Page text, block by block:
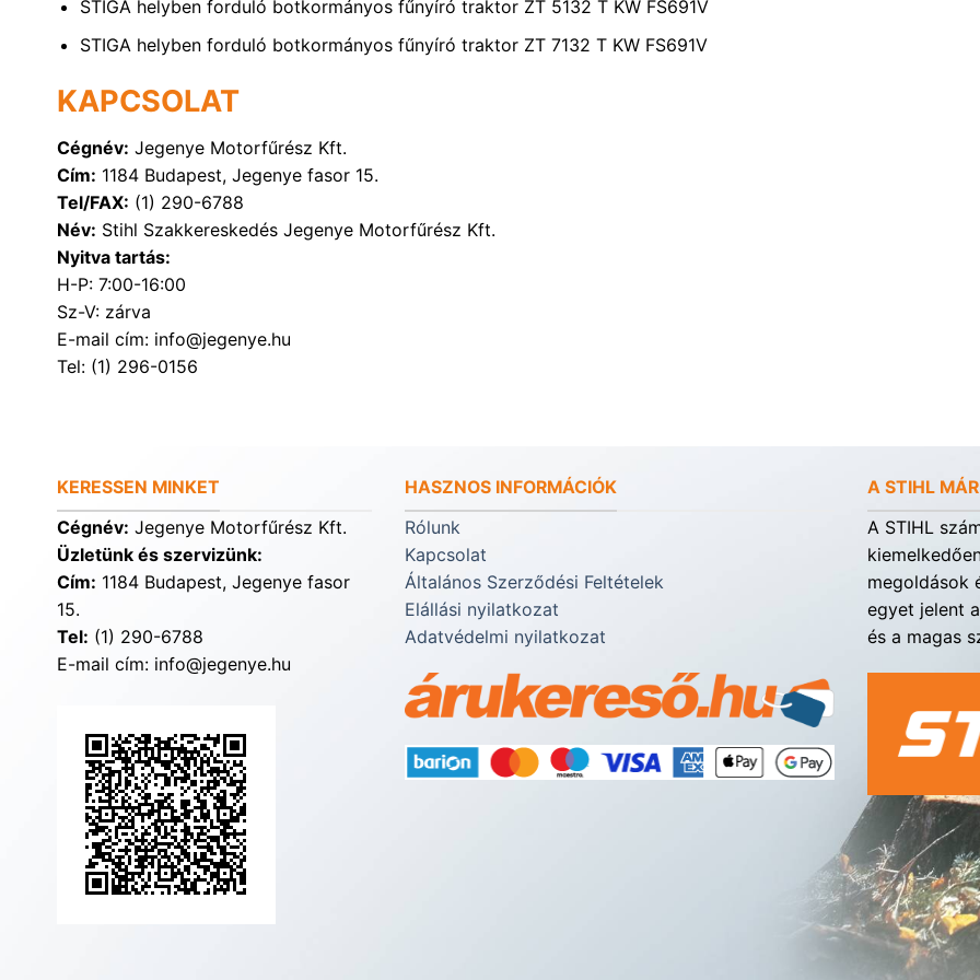
STIGA helyben forduló botkormányos fűnyíró traktor ZT 5132 T KW FS691V
STIGA helyben forduló botkormányos fűnyíró traktor ZT 7132 T KW FS691V
KAPCSOLAT
Cégnév: Jegenye Motorfűrész Kft.
Cím: 1184 Budapest, Jegenye fasor 15.
Tel/FAX: (1) 290-6788
Név: Stihl Szakkereskedés Jegenye Motorfűrész Kft.
Nyitva tartás:
H-P: 7:00-16:00
Sz-V: zárva
E-mail cím: info@jegenye.hu
Tel: (1) 296-0156
KERESSEN MINKET
Cégnév: Jegenye Motorfűrész Kft.
Üzletünk és szervizünk:
Cím: 1184 Budapest, Jegenye fasor
15.
Tel: (1) 290-6788
E-mail cím: info@jegenye.hu
HASZNOS INFORMÁCIÓK
Rólunk
Kapcsolat
Általános Szerződési Feltételek
Elállási nyilatkozat
Adatvédelmi nyilatkozat
A STIHL
A STIHL
megoldások
egyet jelent
és a magas